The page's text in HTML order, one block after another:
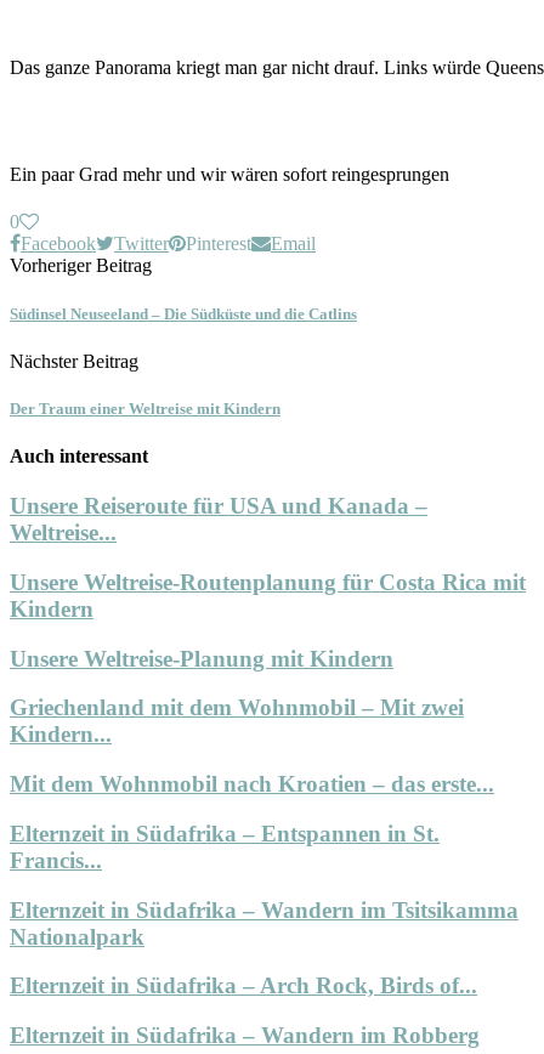
Das ganze Panorama kriegt man gar nicht drauf. Links würde
Ein paar Grad mehr und wir wären sofort reingesprungen
0
Facebook
Twitter Pinterest
Email
Vorheriger Beitrag
Südinsel Neuseeland – Die Südküste und die Catlins
Nächster Beitrag
Der Traum einer Weltreise mit Kindern
Auch interessant
Unsere Reiseroute für USA und Kanada –
Weltreise...
Unsere Weltreise-Routenplanung für Costa Rica mit
Kindern
Unsere Weltreise-Planung mit Kindern
Griechenland mit dem Wohnmobil – Mit zwei
Kindern...
Mit dem Wohnmobil nach Kroatien – das erste...
Elternzeit in Südafrika – Entspannen in St.
Francis...
Elternzeit in Südafrika – Wandern im Tsitsikamma
Nationalpark
Elternzeit in Südafrika – Arch Rock, Birds of...
Elternzeit in Südafrika – Wandern im Robberg